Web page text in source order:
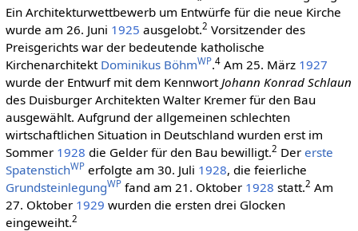
Ein Architekturwettbewerb um Entwürfe für die neue Kirche
wurde am 26. Juni 1925 ausgelobt.2 Vorsitzender des
Preisgerichts war der bedeutende katholische
Kirchenarchitekt Dominikus BöhmWP.4Am 25. März 1927
wurde der Entwurf mit dem Kennwort Johann Konrad Schlaun
des Duisburger Architekten Walter Kremer für den Bau
ausgewählt. Aufgrund der allgemeinen schlechten
wirtschaftlichen Situation in Deutschland wurden erst im
Sommer 1928 die Gelder für den Bau bewilligt.2 Der erste
SpatenstichWPerfolgte am 30. Juli 1928, die feierliche
GrundsteinlegungWPfand am 21. Oktober 1928 statt.2 Am
27. Oktober 1929 wurden die ersten drei Glocken
eingeweiht.2